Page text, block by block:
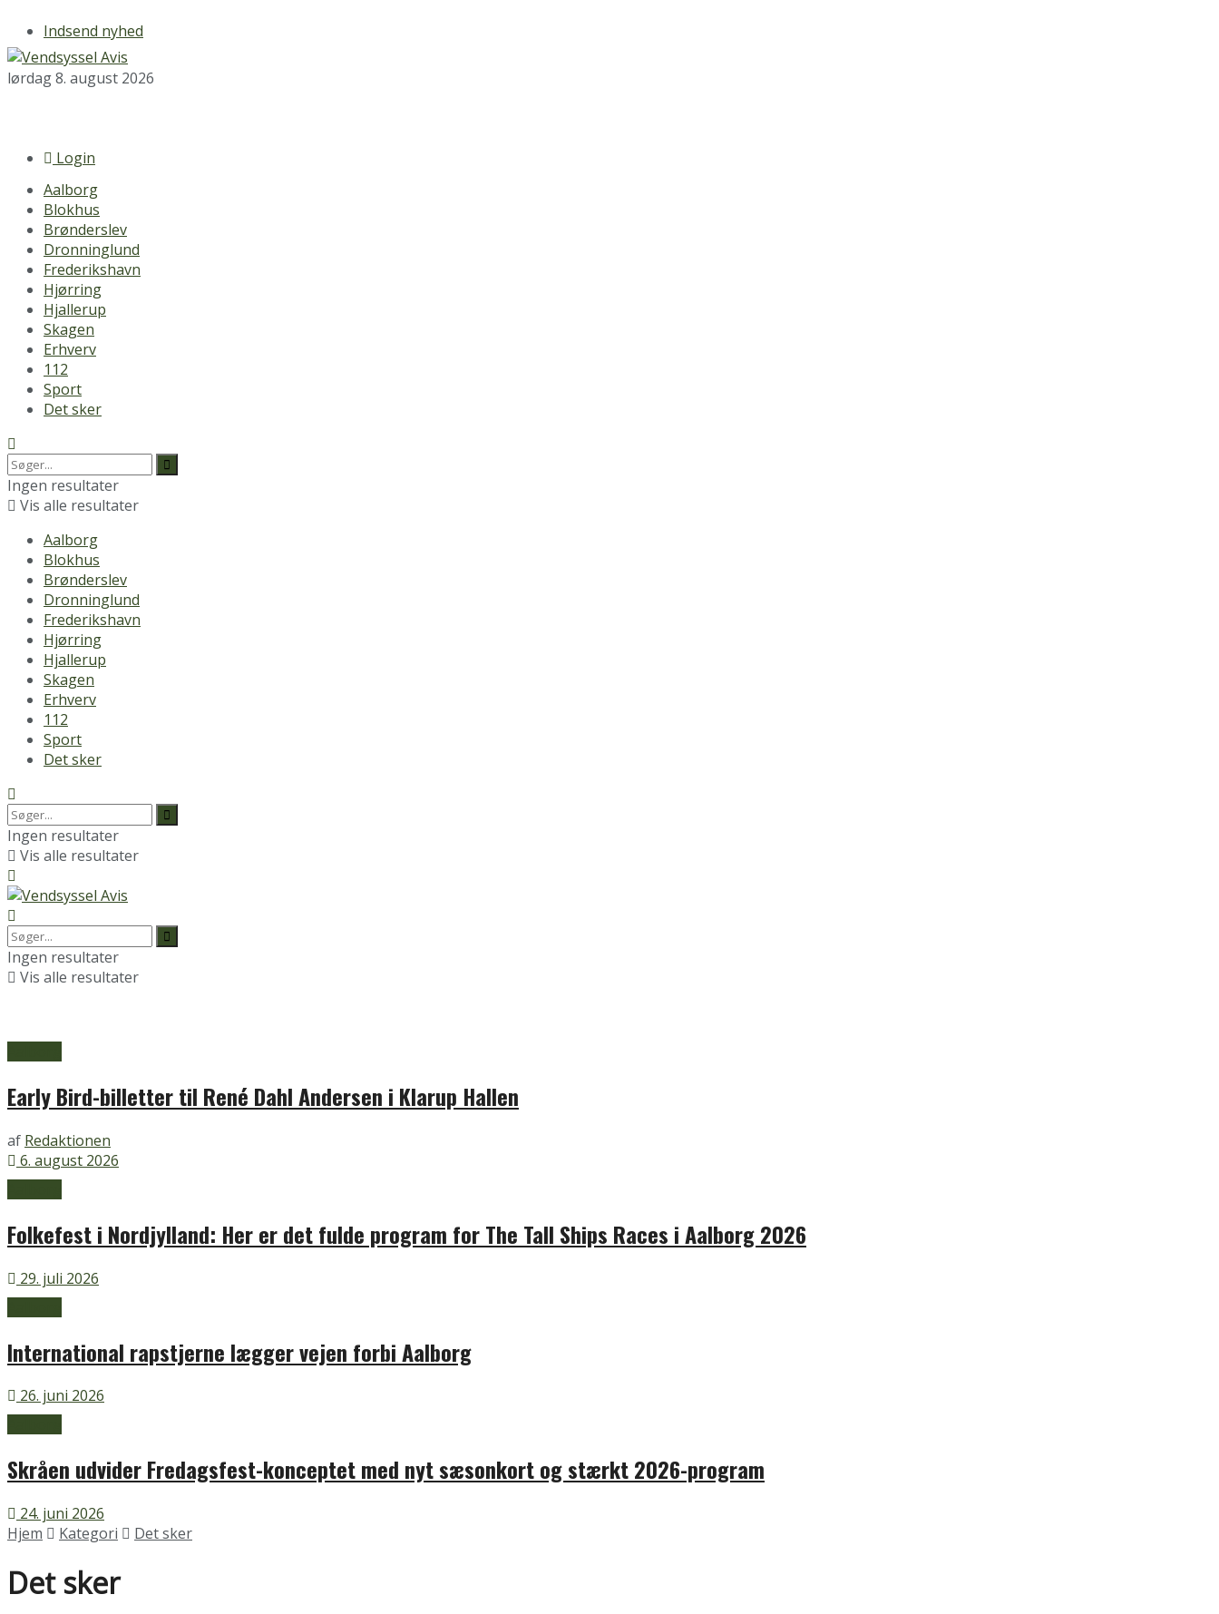
Indsend nyhed
lørdag 8. august 2026
Login
Aalborg
Blokhus
Brønderslev
Dronninglund
Frederikshavn
Hjørring
Hjallerup
Skagen
Erhverv
112
Sport
Det sker
Ingen resultater
Vis alle resultater
Aalborg
Blokhus
Brønderslev
Dronninglund
Frederikshavn
Hjørring
Hjallerup
Skagen
Erhverv
112
Sport
Det sker
Ingen resultater
Vis alle resultater
Ingen resultater
Vis alle resultater
Early Bird-billetter til René Dahl Andersen i Klarup Hallen
af Redaktionen
6. august 2026
Folkefest i Nordjylland: Her er det fulde program for The Tall Ships Races i Aalborg 2026
29. juli 2026
International rapstjerne lægger vejen forbi Aalborg
26. juni 2026
Skråen udvider Fredagsfest-konceptet med nyt sæsonkort og stærkt 2026-program
24. juni 2026
Hjem
Kategori Det sker
Det sker